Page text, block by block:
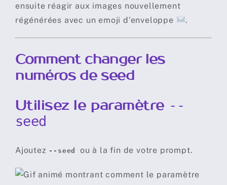
ensuite réagir aux images nouvellement
régénérées avec un emoji d’enveloppe
.
Comment changer les
numéros de seed
Utilisez le paramètre --
seed
Ajoutez --seed ou à la fin de votre prompt.